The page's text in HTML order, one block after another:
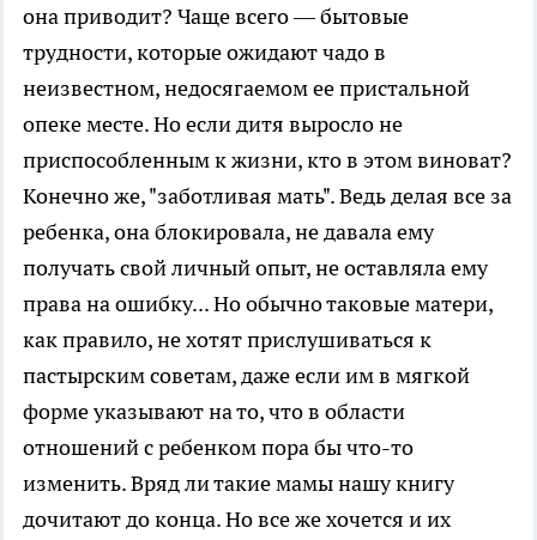
она приводит? Чаще всего — бытовые
трудности, которые ожидают чадо в
неизвестном, недосягаемом ее пристальной
опеке месте. Но если дитя выросло не
приспособленным к жизни, кто в этом виноват?
Конечно же, "заботливая мать". Ведь делая все за
ребенка, она блокировала, не давала ему
получать свой личный опыт, не оставляла ему
права на ошибку... Но обычно таковые матери,
как правило, не хотят прислушиваться к
пастырским советам, даже если им в мягкой
форме указывают на то, что в области
отношений с ребенком пора бы что-то
изменить. Вряд ли такие мамы нашу книгу
дочитают до конца. Но все же хочется и их